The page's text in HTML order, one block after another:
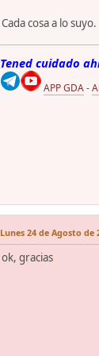
Cada cosa a lo suyo.
Tened cuidado
APP GDA-
Lunes 24 de Agosto de
ok, gracias